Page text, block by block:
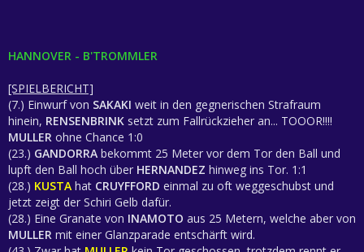
HANNOVER - B'TROMMLER
[SPIELBERICHT]
(7.) Einwurf von SAKAKI weit in den gegnerischen Strafraum
hinein, RENSENBRINK setzt zum Fallrückzieher an... TOOOR!!!!
MULLER ohne Chance 1:0
(23.) GANDORRA bekommt 25 Meter vor dem Tor den Ball und
lupft den Ball hoch über HERNANDEZ hinweg ins Tor. 1:1
(28.) KUSTA hat CRUYFFORD einmal zu oft weggeschubst und
jetzt zeigt der Schiri Gelb dafür.
(28.) Eine Granate von INAMOTO aus 25 Metern, welche aber von
MULLER mit einer Glanzparade entschärft wird.